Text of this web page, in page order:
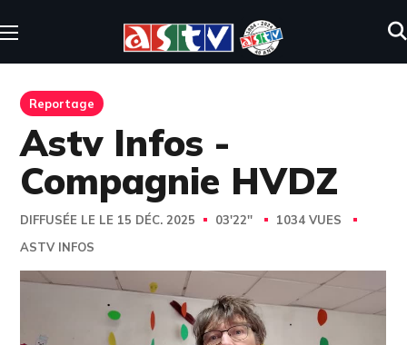
Reportage
Astv Infos -
Compagnie HVDZ
DIFFUSÉE LE LE 15 DÉC. 2025 03'22''
1034 VUES
ASTV INFOS